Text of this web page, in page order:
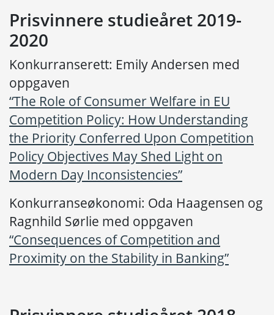
Prisvinnere studieåret 2019-
2020
Konkurranserett: Emily Andersen med
oppgaven
“The Role of Consumer Welfare in EU
Competition Policy: How Understanding
the Priority Conferred Upon Competition
Policy Objectives May Shed Light on
Modern Day Inconsistencies”
Konkurranseøkonomi: Oda Haagensen og
Ragnhild Sørlie med oppgaven
“Consequences of Competition and
Proximity on the Stability in Banking”